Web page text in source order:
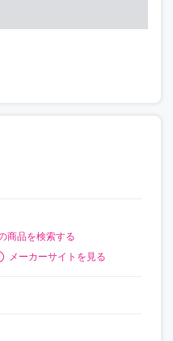
商品を検索する
メーカーサイトを見る